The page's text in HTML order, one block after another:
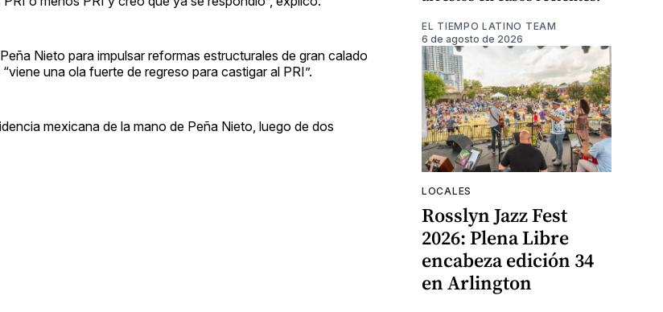
Nieto para impulsar reformas estructurales de gran calado
una ola fuerte de regreso para castigar al PRI”.
mexicana de la mano de Peña Nieto, luego de dos
EL TIEMPO LATINO TEAM
6 de agosto de 2026
LOCALES
Rosslyn Jazz Fest
2026: Plena Libre
encabeza edición 34
en Arlington